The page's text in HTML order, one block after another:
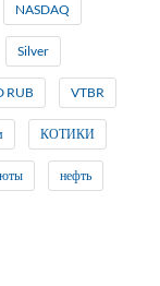
NASDAQ
Silver
RUB VTBR
КОТИКИ
нефть